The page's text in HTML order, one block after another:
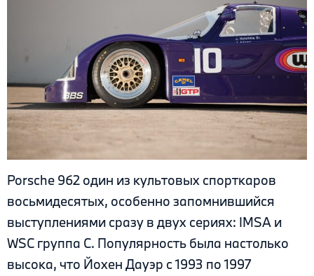
Porsche 962 один из культовых спорткаров
восьмидесятых, особенно запомнившийся
выступлениями сразу в двух сериях: IMSA и
WSC группа С. Популярность была настолько
высока, что Йохен Дауэр с 1993 по 1997